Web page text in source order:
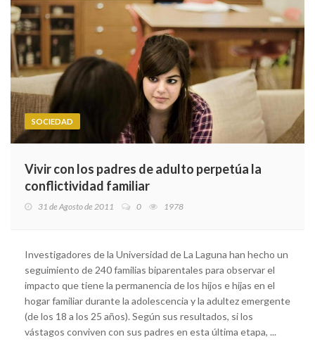
SOCIEDAD
Vivir con los padres de adulto perpetúa la
conflictividad familiar
31 de Agosto de 2011 0 1978
Investigadores de la Universidad de La Laguna han hecho un
seguimiento de 240 familias biparentales para observar el
impacto que tiene la permanencia de los hijos e hijas en el
hogar familiar durante la adolescencia y la adultez emergente
(de los 18 a los 25 años). Según sus resultados, si los
vástagos conviven con sus padres en esta última etapa, ...